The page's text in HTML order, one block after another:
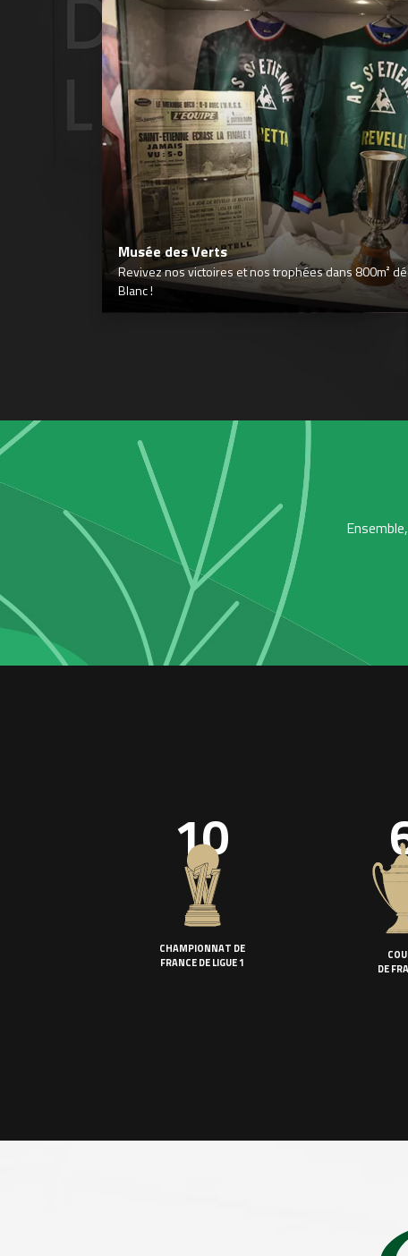
Musée des Verts
Revivez nos victoires et nos trophées dans 800m²
Blanc !
10
CHAMPIONNAT DE
FRANCE DE LIGUE 1
DE